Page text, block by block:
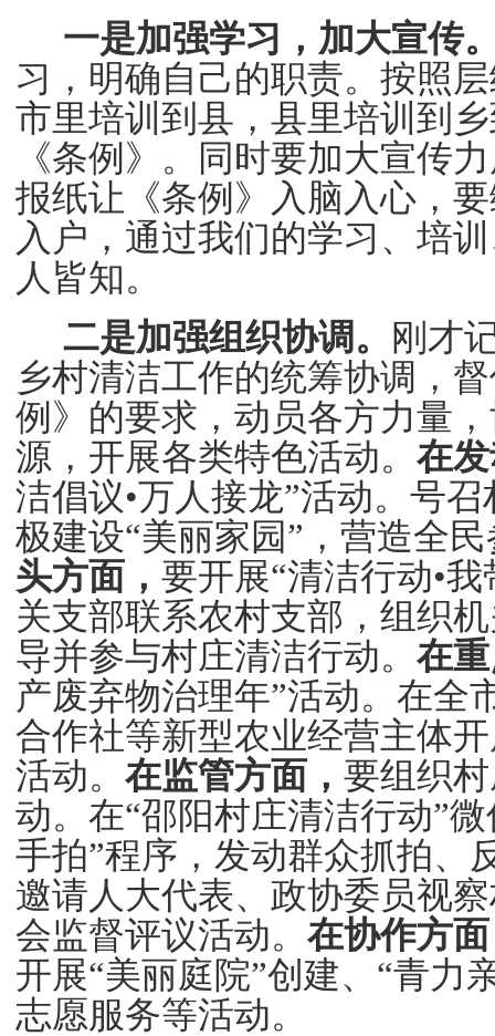
一是加强学习，加大宣传
习，明确自己的职责。按照
市里培训到县，县里培训到
《条例》。同时要加大宣传
报纸让《条例》入脑入心，
入户，通过我们的学习、培
人皆知。
二是加强组织协调。
刚才
乡村清洁工作的统筹协调，
例》的要求， 动员各方力量
源，开展各类特色活动。 在
洁倡议•万人接龙”活动。号
极建设“美丽家园”，营造全
头方面， 要开展“清洁行动•我
关支部联系农村支部，组织
导并参与村庄清洁行动。 在
产废弃物治理年”活动。在全
合作社等新型农业经营主体
活动。 在监管方面， 要组织
动。 在“邵阳村庄清洁行动”微
手拍”程序，发动群众抓拍、
邀请人大代表、政协委员视
会监督评议活动。 在协作方
开展“美丽庭院”创建、“青力
志愿服务等活动。